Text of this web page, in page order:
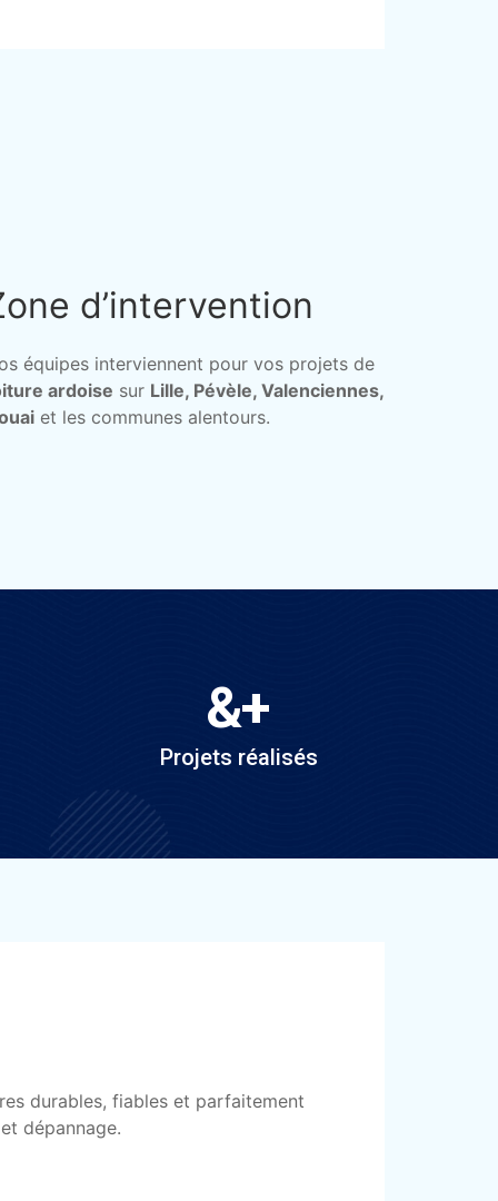
d’intervention
équipes interviennent pour vos projets de
ardoise sur Lille, Pévèle, Valenciennes,
et les communes alentours.
&+
Projets réalisés
durables, fiables et parfaitement
dépannage.